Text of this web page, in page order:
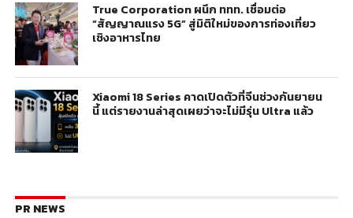
True Corporation ผนึก ททท. เชื่อมต่อ
“สัญญาณแรง 5G” สู่มิติใหม่ของการท่องเที่ยว
เชิงอาหารไทย
Xiaomi 18 Series คาดเปิดตัวที่จีนช่วงกันยายน
นี้ แต่รายงานล่าสุดเผยว่าจะไม่มีรุ่น Ultra แล้ว
PR NEWS